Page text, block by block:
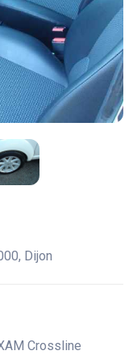
Dijon
Crossline